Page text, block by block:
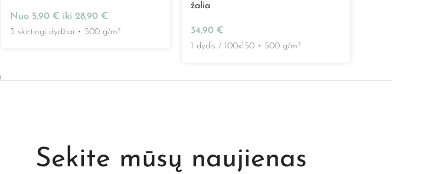
Nuo 5,90 € iki 28,90 €
3 skirtingi dydžiai • 500 g/m²
žalia
34,90 €
1 dydis / 100x150• 500 g/m²
Sekite mūsų naujienas